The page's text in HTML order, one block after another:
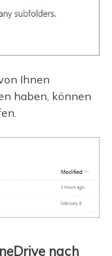
Ihnen
haben, können
nach